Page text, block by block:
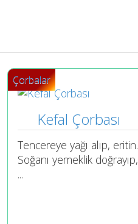
Kefal Çorbası
Tencereye yağı alıp, eritin.
Soğanı yemeklik doğrayıp,
...
Çorbalar